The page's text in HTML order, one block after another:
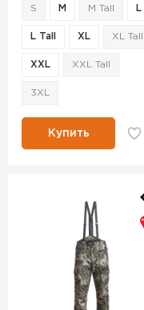
S M M Tall L
L Tall XL XL Tall
XXL XXL Tall
3XL
Купить